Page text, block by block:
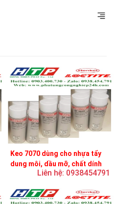
Keo 7070 dùng cho nhựa tẩy
dung môi, dầu mỡ, chất dính
và chất bôi trơnLiên hệ: 0938454791